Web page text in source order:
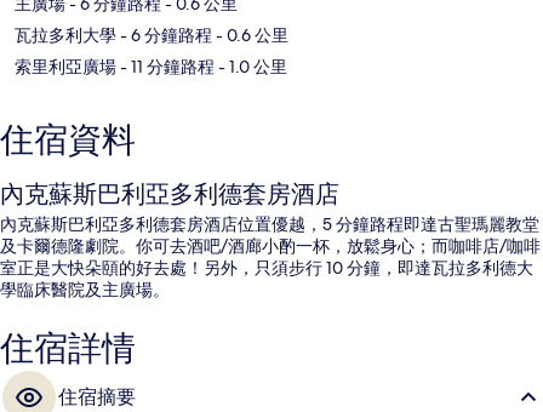
瓦拉多利大學- 6 分鐘路程 - 0.6 公里
索里利亞廣場- 11 分鐘路程 - 1.0 公里
住宿資料
內克蘇斯巴利亞多利德套房酒店
內克蘇斯巴利亞多利德套房酒店位置優越，5 分鐘路程即達古聖瑪麗教堂
及卡爾德隆劇院。你可去酒吧/酒廊小酌一杯，放鬆身心；而咖啡店/咖啡
室正是大快朵頤的好去處！另外，只須步行 10 分鐘，即達瓦拉多利德大
學臨床醫院及主廣場。
住宿詳情
住宿摘要